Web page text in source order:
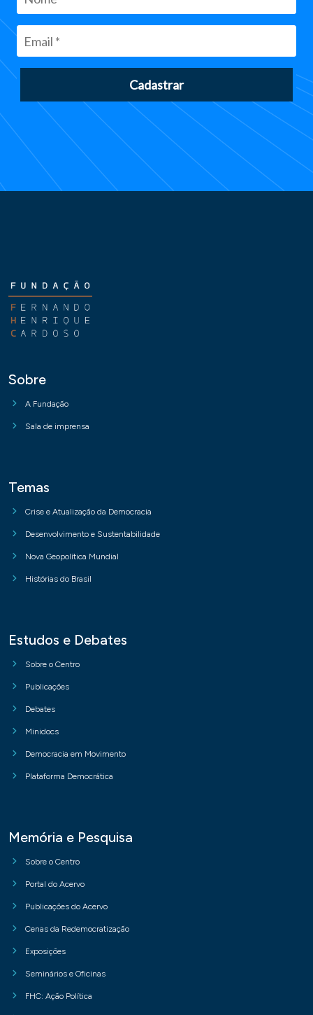
Cadastrar
Sobre
A Fundação
Sala de imprensa
Temas
Crise e Atualização da Democracia
Desenvolvimento e Sustentabilidade
Nova Geopolítica Mundial
Histórias do Brasil
Estudos e Debates
Sobre o Centro
Publicações
Debates
Minidocs
Democracia em Movimento
Plataforma Democrática
Memória e Pesquisa
Sobre o Centro
Portal do Acervo
Publicações do Acervo
Cenas da Redemocratização
Exposições
Seminários e Oficinas
FHC: Ação Política